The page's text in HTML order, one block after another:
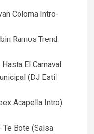
Coloma Intro-
Ramos Trend
El Carnaval
(DJ Estil
Acapella Intro)
Te Bote (Salsa